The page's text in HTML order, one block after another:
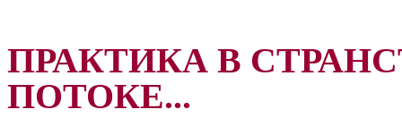
ПРАКТИКА В
ПОТОКЕ...